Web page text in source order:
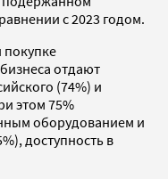
с 2023 годом.
покупке
отдают
(74%) и
этом 75%
оборудованием и
доступность в